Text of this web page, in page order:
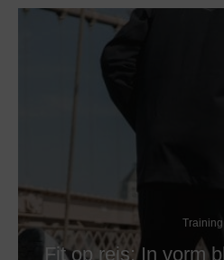
Training
Fit op reis: In vorm